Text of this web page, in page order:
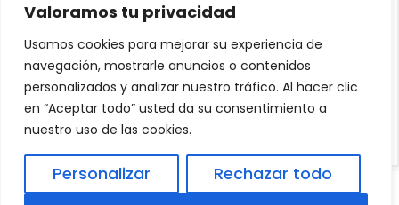
Valoramos tu privacidad
Usamos cookies para mejorar su experiencia de
navegación, mostrarle anuncios o contenidos
personalizados y analizar nuestro tráfico. Al hacer clic
en “Aceptar todo” usted da su consentimiento a
nuestro uso de las cookies.
Personalizar
Rechazar todo
Alimentación
Destacados
Hogar
Salud
Política de Privacidad Aviso Legal|